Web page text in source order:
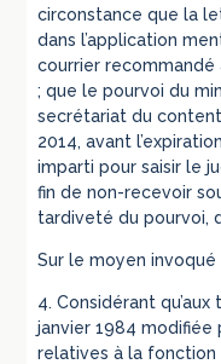
circonstance que la
dans l’application
courrier recommandé
; que le pourvoi du
secrétariat du
2014, avant
imparti pour saisir le
fin de non-recevoir
tardiveté du pourvoi,
Sur le moyen invoqué
4. Considérant
janvier 1984
relatives à la fonction